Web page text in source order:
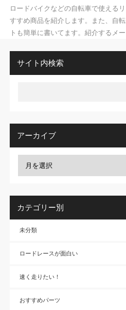
ロードバイクなどの自転車で使える
すすめ商品を紹介します。また、自
トも簡単に書いてます。紹介するメ
サイト内検索
アーカイブ
カテゴリー別
未分類
ロードレースが面白い
速く走りたい！
おすすめパーツ